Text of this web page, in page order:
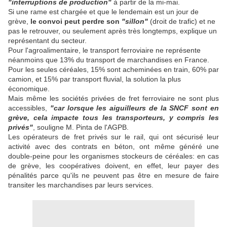
"interruptions de production" à partir de la mi-mai.
Si une rame est chargée et que le lendemain est un jour de
grève, le convoi peut perdre son "sillon" (droit de trafic) et ne
pas le retrouver, ou seulement après très longtemps, explique un
représentant du secteur.
Pour l'agroalimentaire, le transport ferroviaire ne représente
néanmoins que 13% du transport de marchandises en France.
Pour les seules céréales, 15% sont acheminées en train, 60% par
camion, et 15% par transport fluvial, la solution la plus
économique.
Mais même les sociétés privées de fret ferroviaire ne sont plus
accessibles,
"car lorsque les aiguilleurs de la SNCF sont en
grève, cela impacte tous les transporteurs, y compris les
privés" , souligne M. Pinta de l'AGPB.
Les opérateurs de fret privés sur le rail, qui ont sécurisé leur
activité avec des contrats en béton, ont même généré une
double-peine pour les organismes stockeurs de céréales: en cas
de grève, les coopératives doivent, en effet, leur payer des
pénalités parce qu'ils ne peuvent pas être en mesure de faire
transiter les marchandises par leurs services.